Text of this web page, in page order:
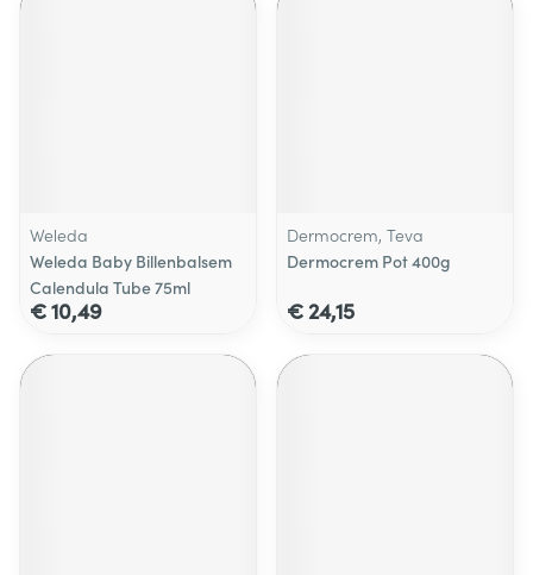
Weleda
Weleda Baby Billenbalsem
Calendula Tube 75ml
€ 10,49
Dermocrem, Teva
Dermocrem Pot 400g
€ 24,15